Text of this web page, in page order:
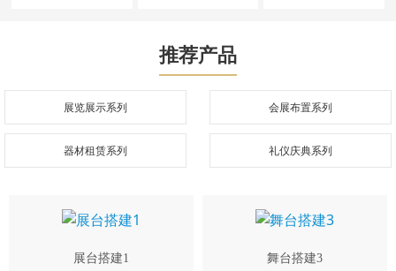
推荐产品
展览展示系列 会展布置系列
器材租赁系列 礼仪庆典系列
展台搭建1 舞台搭建3